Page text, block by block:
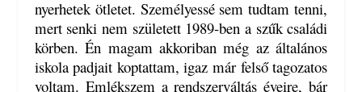
nyerhetek ötletet. Személyessé sem tudtam tenni,
mert senki nem született 1989-ben a szűk családi
körben. Én magam akkoriban még az általános
iskola padjait koptattam, igaz már felső tagozatos
voltam. Emlékszem a rendszerváltás éveire, bár